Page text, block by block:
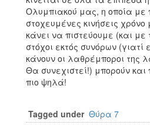
Ολυμπιακού μας, η οποία με
στοχευμένες κινήσεις
κάνει να πιστεύουμε (και με
στόχοι εκτός συνόρων (γιατί
κάνουν οι λαθρέμποροι της
Θα συνεχιστεί!) μπορούν
πιο ψηλά!
Tagged under Θύρα 7